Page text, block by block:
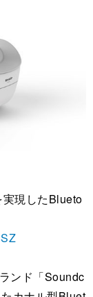
現したBlueto
ンド「Soundc